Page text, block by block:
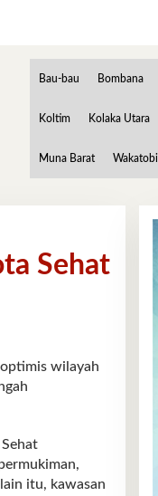
Bau-bau Bombana
Koltim Kolaka Utara
Muna Barat Wakatobi
Sehat
wilayah
itu, kawasan